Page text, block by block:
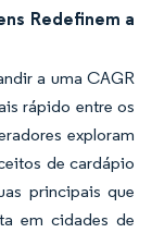
Redefinem a
a uma CAGR
rápido entre os
exploram
de cardápio
principais que
em cidades de